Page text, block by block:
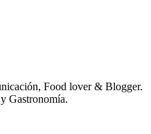
Food lover & Blogger.
Gastronomía.